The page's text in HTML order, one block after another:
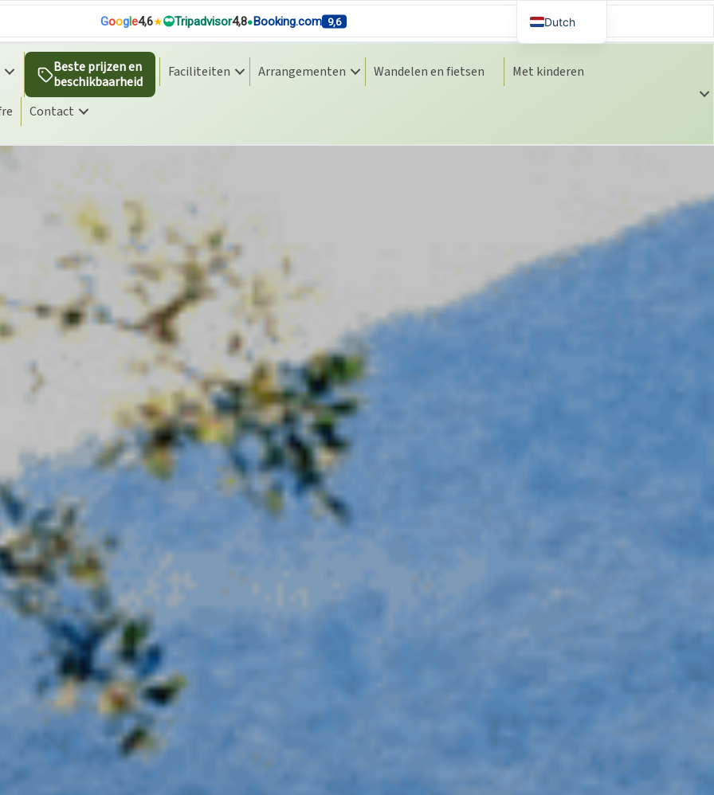
Google4,6 Tripadvisor4,8 Booking.com 9,6
Beste prijzen en
beschikbaarheid
Faciliteiten Arrangementen Wandelen en fietsen Met kinderen
Contact
Dutch
Spanish
English